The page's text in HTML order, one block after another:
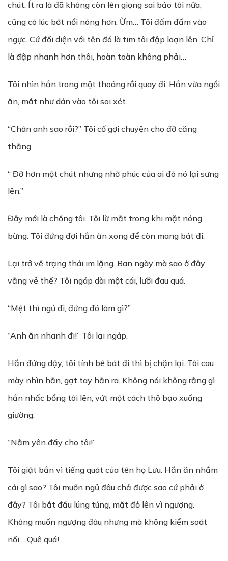
chút. Ít ra là đã không còn lên giọng sai bảo tôi nữa,
cũng có lúc bớt nổi nóng hơn. Ừm… Tôi đấm đấm vào
ngực. Cứ đối diện với tên đó là tim tôi đập loạn lên. Chỉ
là đập nhanh hơn thôi, hoàn toàn không phải…
Tôi nhìn hắn trong một thoáng rồi quay đi. Hắn vừa ngồi
ăn, mắt như dán vào tôi soi xét.
“Chân anh sao rồi?” Tôi cố gợi chuyện cho đỡ căng
thẳng.
“ Đỡ hơn một chút nhưng nhờ phúc của ai đó nó lại sưng
lên.”
Đây mới là chồng tôi. Tôi lừ mắt trong khi mặt nóng
bừng. Tôi đứng đợi hắn ăn xong để còn mang bát đi.
Lại trở về trạng thái im lặng. Ban ngày mà sao ở đây
vắng vẻ thế? Tôi ngáp dài một cái, lưỡi đau quá.
“Mệt thì ngủ đi, đứng đó làm gì?”
“Anh ăn nhanh đi!” Tôi lại ngáp.
Hắn đứng dậy, tôi tính bê bát đi thì bị chặn lại. Tôi cau
mày nhìn hắn, gạt tay hắn ra. Không nói không rằng gì
hắn nhấc bổng tôi lên, vứt một cách thô bạo xuống
giường.
“Nằm yên đấy cho tôi!”
Tôi giật bắn vì tiếng quát của tên họ Lưu. Hắn ăn nhầm
cái gì sao? Tôi muốn ngủ đâu chả được sao cứ phải ở
đây? Tôi bắt đầu lúng túng, mặt đỏ lên vì ngượng.
Không muốn ngượng đâu nhưng mà không kiểm soát
nổi… Quê quá!